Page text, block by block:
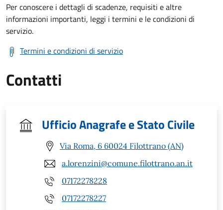
Per conoscere i dettagli di scadenze, requisiti e altre
informazioni importanti, leggi i termini e le condizioni di
servizio.
Termini e condizioni di servizio
Contatti
Ufficio Anagrafe e Stato Civile
Via Roma, 6 60024 Filottrano (AN)
a.lorenzini@comune.filottrano.an.it
07172278228
07172278227